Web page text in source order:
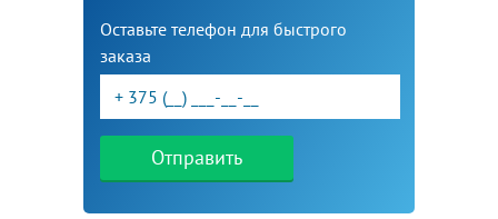
Оставьте телефон для быстрого
заказа
Отправить